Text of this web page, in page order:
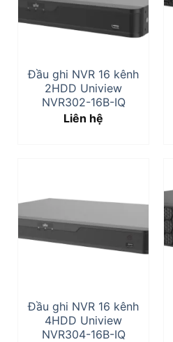
Đầu ghi NVR 16 kênh
2HDD Uniview
NVR302-16B-IQ
Liên hệ
Đầu ghi NVR 16 kênh
4HDD Uniview
NVR304-16B-IQ